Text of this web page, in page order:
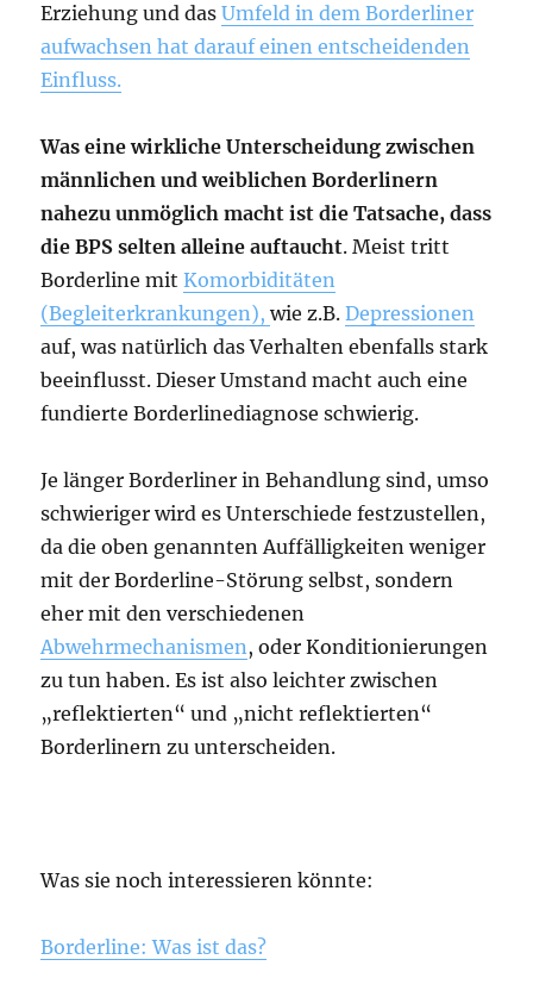
Erziehung und dasUmfeld in dem Borderliner
aufwachsen hat darauf einen entscheidenden
Einfluss.
Was eine wirkliche Unterscheidung zwischen
männlichen und weiblichen Borderlinern
nahezu unmöglich macht ist die Tatsache, dass
die BPS selten alleine auftaucht. Meist tritt
Borderline mitKomorbiditäten
(Begleiterkrankungen),wie z.B.Depressionen
auf, was natürlich das Verhalten ebenfalls stark
beeinflusst. Dieser Umstand macht auch eine
fundierte Borderlinediagnose schwierig.
Je länger Borderliner in Behandlung sind, umso
schwieriger wird es Unterschiede festzustellen,
da die oben genannten Auffälligkeiten weniger
mit der Borderline-Störung selbst, sondern
eher mit den verschiedenen
Abwehrmechanismen, oder Konditionierungen
zu tun haben. Es ist also leichter zwischen
„reflektierten“ und „nicht reflektierten“
Borderlinern zu unterscheiden.
Was sie noch interessieren könnte:
Borderline: Was ist das?